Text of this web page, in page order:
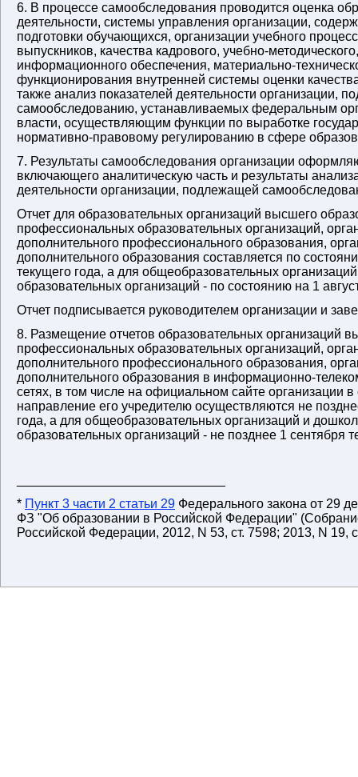
6. В процессе самообследования проводится оценка
деятельности, системы управления организации,
подготовки обучающихся, организации учебного
выпускников, качества кадрового, учебно-
информационного обеспечения, материально-
функционирования внутренней системы оценки
также анализ показателей деятельности организации,
самообследованию, устанавливаемых федеральным
власти, осуществляющим функции по выработке
нормативно-правовому регулированию в сфере
7. Результаты самообследования организации
включающего аналитическую часть и результаты
деятельности организации, подлежащей
Отчет для образовательных организаций высшего
профессиональных образовательных организаций,
дополнительного профессионального образования,
дополнительного образования составляется по
текущего года, а для общеобразовательных
образовательных организаций - по состоянию на 1
Отчет подписывается руководителем организации и
8. Размещение отчетов образовательных организаций
профессиональных образовательных организаций,
дополнительного профессионального образования,
дополнительного образования в информационно-
сетях, в том числе на официальном сайте организации в
направление его учредителю осуществляются не
года, а для общеобразовательных организаций и
образовательных организаций - не позднее 1 сентября
* Пункт 3 части 2 статьи 29 Федерального закона от 29
ФЗ "Об образовании в Российской Федерации"
Российской Федерации, 2012, N 53, ст. 7598; 2013, N 19,